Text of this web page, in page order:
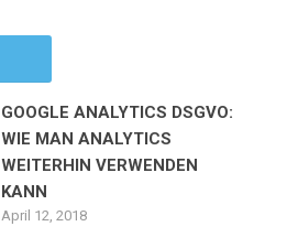
GOOGLE ANALYTICS DSGVO:
WIE MAN ANALYTICS
WEITERHIN VERWENDEN
KANN
April 12, 2018